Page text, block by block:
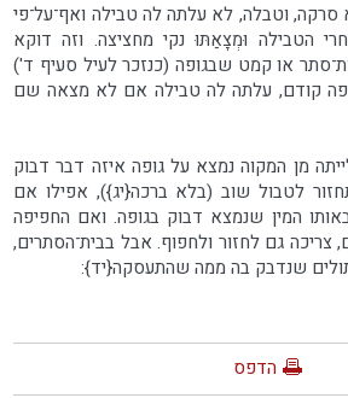
וטבלה, לא עלתה לה טבילה ואף־על־פי
הטבילה וּמְצָאַתּוּ נקי מחציצה. וזה דוקא
או קמט שבגופה (כנזכר לעיל סעיף ד')
קודם, עלתה לה טבילה אם לא מצאה שם
מן המקוה נמצא על גופה איזה דבר דבוק
לטבול שוב (בלא ברכה{יג}), אפילו אם
המין שנמצא דבוק בגופה. ואם החפיפה
צריכה גם לחזור ולחפוף. אבל בבית־הסתרים,
שנדבק בה ממה שהתעסקה{יד}:
הדפס